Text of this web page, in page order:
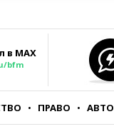
в MAX
bfm
ПРАВО АВТО